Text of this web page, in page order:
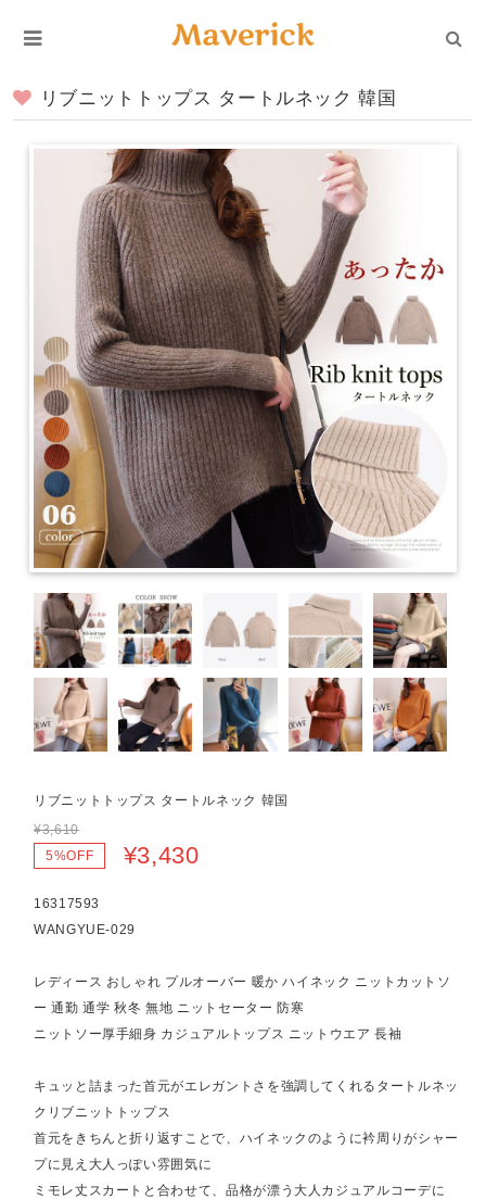
リブニットトップス タートルネック 韓国
リブニットトップス タートルネック 韓国
¥3,610
5%OFF
¥3,430
16317593
WANGYUE-029
レディース おしゃれ プルオーバー 暖か ハイネック ニットカットソ
ー 通勤 通学 秋冬 無地 ニットセーター 防寒
ニットソー厚手細身 カジュアルトップス ニットウエア 長袖
キュッと詰まった首元がエレガントさを強調してくれるタートルネッ
クリブニットトップス
首元をきちんと折り返すことで、ハイネックのように衿周りがシャー
プに見え大人っぽい雰囲気に
ミモレ丈スカートと合わせて、品格が漂う大人カジュアルコーデに